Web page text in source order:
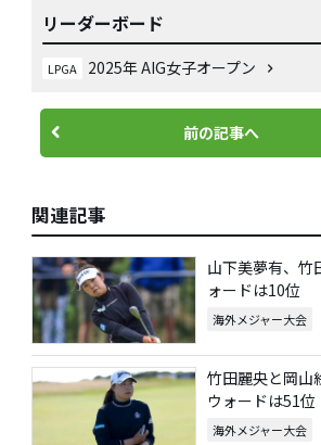
リーダーボード
LPGA 2025年 AIG女子オープン
前の記事へ
関連記事
山下美夢有、
ォードは10位
海外メジャー大会
竹田麗央と岡
ウォードは51位
海外メジャー大会